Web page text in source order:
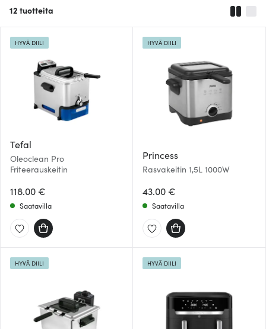
12 tuotteita
Tefal
Oleoclean Pro
Friteerauskeitin
118.00 €
HYVÄ DIILI
Saatavilla
Princess
Rasvakeitin 1,5L 1000W
43.00 €
HYVÄ DIILI
Saatavilla
HYVÄ DIILI HYVÄ DIILI